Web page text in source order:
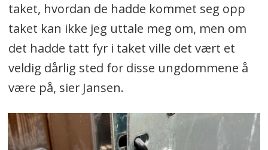
taket, hvordan de hadde kommet seg opp
taket kan ikke jeg uttale meg om, men om
det hadde tatt fyr i taket ville det vært et
veldig dårlig sted for disse ungdommene å
være på, sier Jansen.